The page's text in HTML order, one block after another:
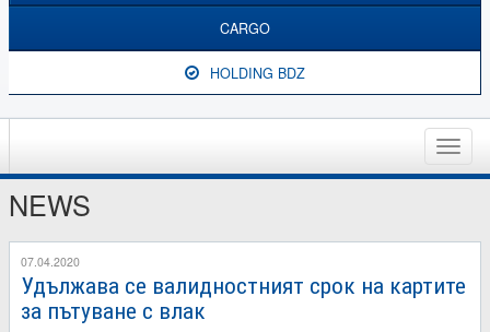
CARGO
HOLDING BDZ
Toggle
NEWS
07.04.2020
Удължава се валидностният срок на картите
за пътуване с влак